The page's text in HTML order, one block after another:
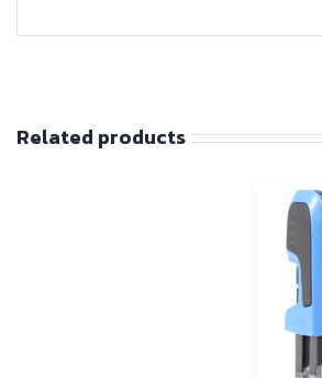
Related products